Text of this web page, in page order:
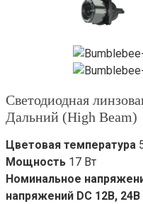
Светодиодная
Дальний (High Beam)
Цветовая температура
Мощность 17 Вт
Номинальное
напряжений DC 12В,